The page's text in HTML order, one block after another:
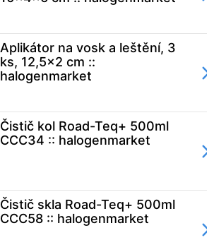
Aplikátor na vosk a leštění, 3
ks, 12,5x2 cm ::
halogenmarket
Čistič kol Road-Teq+ 500ml
CCC34 :: halogenmarket
Čistič skla Road-Teq+ 500ml
CCC58 :: halogenmarket